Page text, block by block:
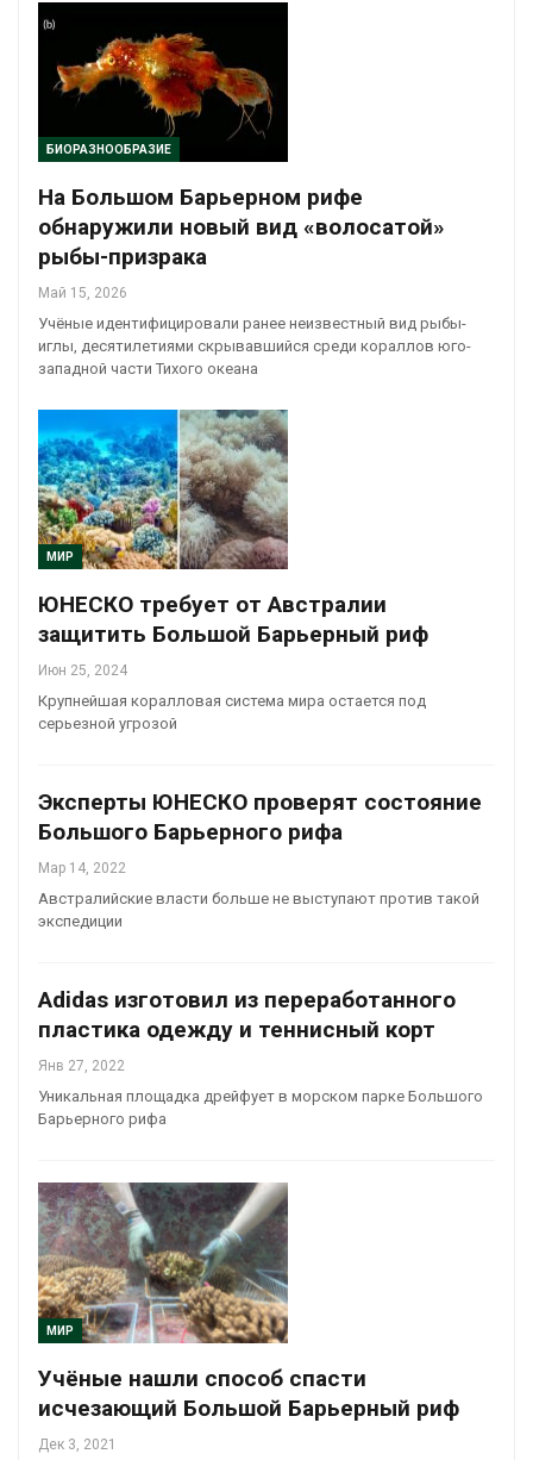
БИОРАЗНООБРАЗИЕ
На Большом Барьерном рифе
обнаружили новый вид «волосатой»
рыбы-призрака
Май 15, 2026
Учёные идентифицировали ранее неизвестный вид рыбы-
иглы, десятилетиями скрывавшийся среди кораллов юго-
западной части Тихого океана
МИР
ЮНЕСКО требует от Австралии
защитить Большой Барьерный риф
Июн 25, 2024
Крупнейшая коралловая система мира остается под
серьезной угрозой
Эксперты ЮНЕСКО проверят состояние
Большого Барьерного рифа
Мар 14, 2022
Австралийские власти больше не выступают против такой
экспедиции
Adidas изготовил из переработанного
пластика одежду и теннисный корт
Янв 27, 2022
Уникальная площадка дрейфует в морском парке Большого
Барьерного рифа
МИР
Учёные нашли способ спасти
исчезающий Большой Барьерный риф
Дек 3, 2021